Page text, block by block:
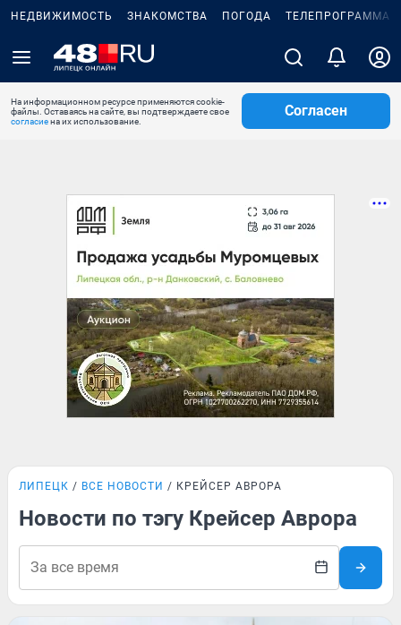
НЕДВИЖИМОСТЬ ЗНАКОМСТВА ПОГОДА ТЕЛЕПРОГРАММА
На информационном ресурсе применяются cookie-
файлы. Оставаясь на сайте, вы подтверждаете свое
согласиена их использование.
Согласен
ЛИПЕЦК ВСЕ НОВОСТИ КРЕЙСЕР АВРОРА
Новости по тэгу Крейсер Аврора